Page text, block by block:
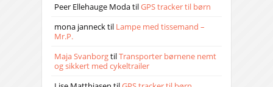
Peer Ellehauge ModatilGPS tracker til børn
mona jannecktil Lampe med tissemand –
Mr.P.
Maja SvanborgtilTransporter børnene nemt
og sikkert med cykeltrailer